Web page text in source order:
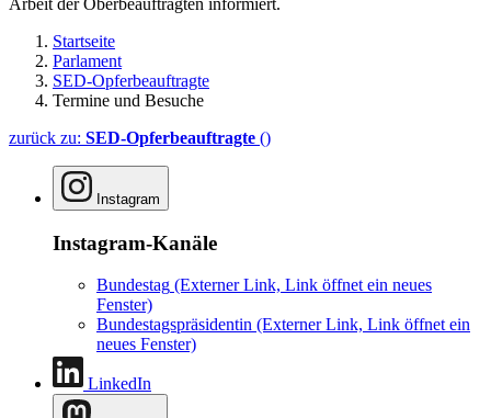
Startseite
Parlament
SED-Opferbeauftragte
Termine und Besuche
zurück zu: SED-Opferbeauftragte ()
Instagram
Instagram-Kanäle
Bundestag (Externer Link, Link öffnet ein neues
Fenster)
Bundestagspräsidentin (Externer Link, Link öffnet ein
neues Fenster)
LinkedIn